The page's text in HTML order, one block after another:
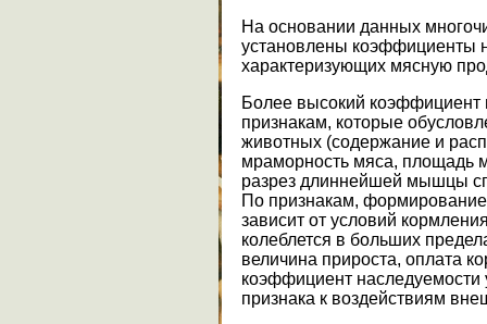
На основании данных
установлены коэффициенты
характеризующих мясную
Более высокий коэффициент
признакам, которые
животных (содержание и
мраморность мяса, площадь
разрез длиннейшей мышцы
По признакам, формирование
зависит от условий
колеблется в больших
величина прироста, оплата
коэффициент наследуемости
признака к воздействиям